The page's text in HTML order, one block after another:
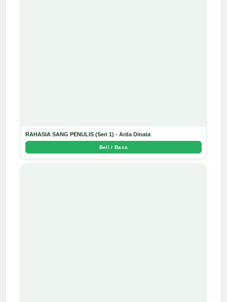
RAHASIA SANG PENULIS (Seri 1) - Arda Dinata
Beli / Baca